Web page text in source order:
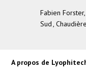
Fabien Forster,
Sud ,
A propos de